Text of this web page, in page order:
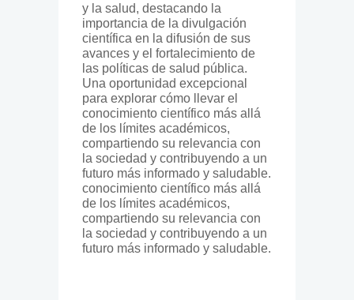
y la salud, destacando la
importancia de la divulgación
científica en la difusión de sus
avances y el fortalecimiento de
las políticas de salud pública.
Una oportunidad excepcional
para explorar cómo llevar el
conocimiento científico más allá
de los límites académicos,
compartiendo su relevancia con
la sociedad y contribuyendo a un
futuro más informado y saludable.
conocimiento científico más allá
de los límites académicos,
compartiendo su relevancia con
la sociedad y contribuyendo a un
futuro más informado y saludable.